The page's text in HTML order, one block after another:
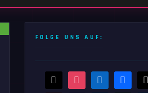
FOLGE UNS AUF:
threads instagramlinkedin facebook